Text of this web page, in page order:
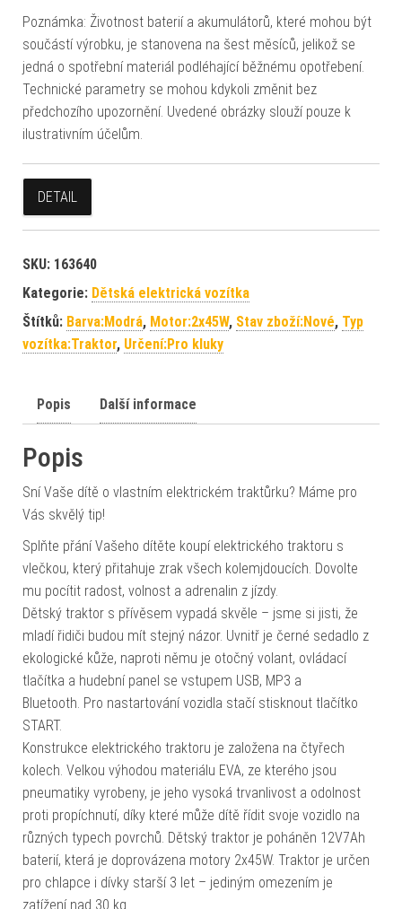
Poznámka: Životnost baterií a akumulátorů, které mohou být
součástí výrobku, je stanovena na šest měsíců, jelikož se
jedná o spotřební materiál podléhající běžnému opotřebení.
Technické parametry se mohou kdykoli změnit bez
předchozího upozornění. Uvedené obrázky slouží pouze k
ilustrativním účelům.
DETAIL
SKU: 163640
Kategorie: Dětská elektrická vozítka
Štítků: Barva:Modrá, Motor:2x45W, Stav zboží:Nové, Typ
vozítka:Traktor, Určení:Pro kluky
Popis Další informace
Popis
Sní Vaše dítě o vlastním elektrickém traktůrku? Máme pro
Vás skvělý tip!
Splňte přání Vašeho dítěte koupí elektrického traktoru s
vlečkou, který přitahuje zrak všech kolemjdoucích. Dovolte
mu pocítit radost, volnost a adrenalin z jízdy.
Dětský traktor s přívěsem vypadá skvěle – jsme si jisti, že
mladí řidiči budou mít stejný názor. Uvnitř je černé sedadlo z
ekologické kůže, naproti němu je otočný volant, ovládací
tlačítka a hudební panel se vstupem USB, MP3 a
Bluetooth. Pro nastartování vozidla stačí stisknout tlačítko
START.
Konstrukce elektrického traktoru je založena na čtyřech
kolech. Velkou výhodou materiálu EVA, ze kterého jsou
pneumatiky vyrobeny, je jeho vysoká trvanlivost a odolnost
proti propíchnutí, díky které může dítě řídit svoje vozidlo na
různých typech povrchů. Dětský traktor je poháněn 12V7Ah
baterií, která je doprovázena motory 2x45W. Traktor je určen
pro chlapce i dívky starší 3 let – jediným omezením je
zatížení nad 30 kg.